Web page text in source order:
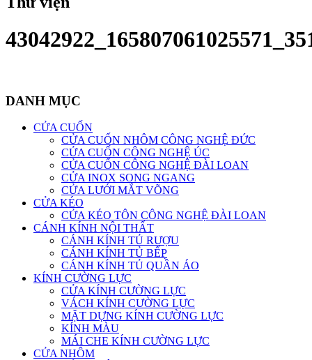
DANH MỤC
CỬA CUỐN
CỬA CUỐN NHÔM CÔNG NGHỆ ĐỨC
CỬA CUỐN CÔNG NGHỆ ÚC
CỬA CUỐN CÔNG NGHỆ ĐÀI LOAN
CỬA INOX SONG NGANG
CỬA LƯỚI MẮT VÕNG
CỬA KÉO
CỬA KÉO TÔN CÔNG NGHỆ ĐÀI LOAN
CÁNH KÍNH NỘI THẤT
CÁNH KÍNH TỦ RƯỢU
CÁNH KÍNH TỦ BẾP
CÁNH KÍNH TỦ QUẦN ÁO
KÍNH CƯỜNG LỰC
CỬA KÍNH CƯỜNG LỰC
VÁCH KÍNH CƯỜNG LỰC
MẶT DỰNG KÍNH CƯỜNG LỰC
KÍNH MÀU
MÁI CHE KÍNH CƯỜNG LỰC
CỬA NHÔM